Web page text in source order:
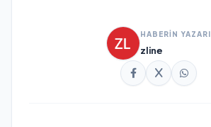
HABERİN YAZARI
zline